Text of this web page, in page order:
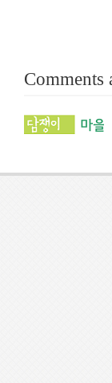
Comments